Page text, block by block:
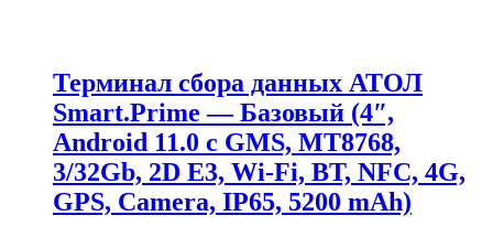
Терминал сбора данных АТОЛ
Smart.Prime — Базовый (4″,
Android 11.0 с GMS, MT8768,
3/32Gb, 2D E3, Wi-Fi, BT, NFC, 4G,
GPS, Camera, IP65, 5200 mAh)